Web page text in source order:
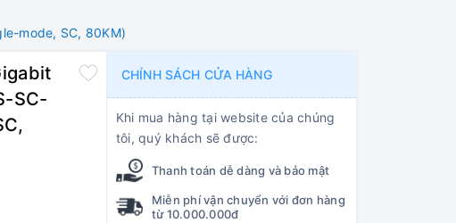
mode, SC, 80KM)
SC-
CHÍNH SÁCH CỬA HÀNG
Khi mua hàng tại website của chúng
tôi, quý khách sẽ được:
Thanh toán dễ dàng và bảo mật
Miễn phí vận chuyển với đơn hàng
từ 10.000.000đ